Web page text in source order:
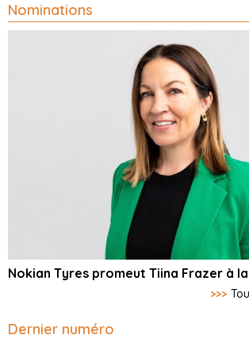
Nominations
Nokian Tyres promeut Tiina Frazer à
>>>
Dernier numéro